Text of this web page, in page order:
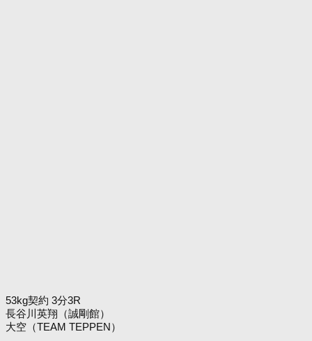
53kg契約 3分3R
長谷川英翔（誠剛館）
大空（TEAM TEPPEN）